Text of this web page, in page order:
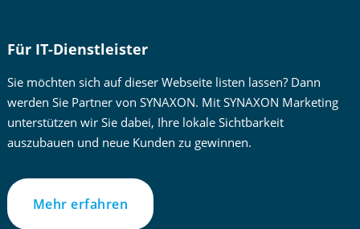
Für IT-Dienstleister
Sie möchten sich auf dieser Webseite listen lassen? Dann
werden Sie Partner von SYNAXON. Mit SYNAXON Marketing
unterstützen wir Sie dabei, Ihre lokale Sichtbarkeit
auszubauen und neue Kunden zu gewinnen.
Mehr erfahren